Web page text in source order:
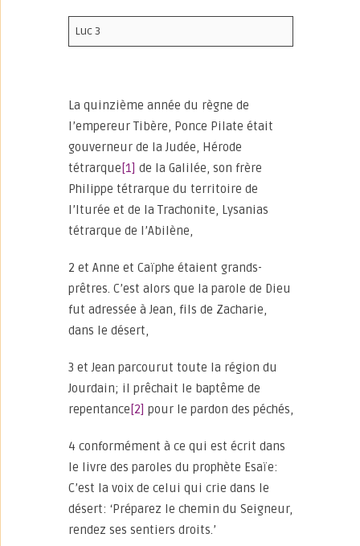
Luc 3
La quinzième année du règne de
l’empereur Tibère, Ponce Pilate était
gouverneur de la Judée, Hérode
tétrarque [1] de la Galilée, son frère
Philippe tétrarque du territoire de
l’Iturée et de la Trachonite, Lysanias
tétrarque de l’Abilène,
2 et Anne et Caïphe étaient grands-
prêtres. C’est alors que la parole de Dieu
fut adressée à Jean, fils de Zacharie,
dans le désert,
3 et Jean parcourut toute la région du
Jourdain; il prêchait le baptême de
repentance [2] pour le pardon des péchés,
4 conformément à ce qui est écrit dans
le livre des paroles du prophète Esaïe:
C’est la voix de celui qui crie dans le
désert: ‘Préparez le chemin du Seigneur,
rendez ses sentiers droits.’